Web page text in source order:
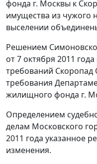
фонда г. Москвы к
имущества из чужого
выселении
Решением
от 7 октября 2011
требований Скоропад
требования
жилищного фонда г.
Определением
делам Московского
2011 года указанное
изменения.